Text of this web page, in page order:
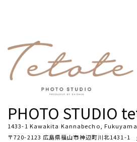
PHOTO STUDIO
1433-1 Kawakita Kannabecho,
〒720-2123 広島県福山市神辺町川北1431-1